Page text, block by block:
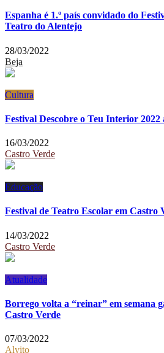
Espanha é 1.º país convidado do
Teatro do Alentejo
28/03/2022
Beja
Cultura
Festival Descobre o Teu Interior 2022
16/03/2022
Castro Verde
Educação
Festival de Teatro Escolar em Castro
14/03/2022
Castro Verde
Atualidade
Borrego volta a “reinar” em semana
Castro Verde
07/03/2022
Alvito